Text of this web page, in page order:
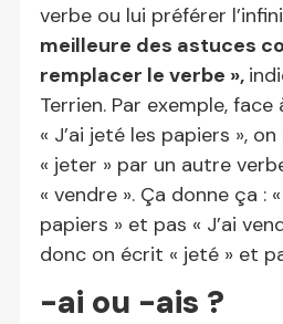
verbe ou lui préférer
meilleure des astuces
remplacer le verbe »,
Terrien. Par exemple,
« J’ai jeté les papiers »,
« jeter » par un autre
« vendre ». Ça donne ça :
papiers » et pas « J’ai
donc on écrit « jeté » et
-ai ou -ais ?